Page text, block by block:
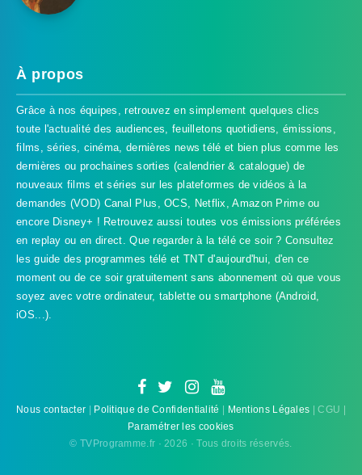
À propos
Grâce à nos équipes, retrouvez en simplement quelques clics
toute l'actualité des audiences, feuilletons quotidiens, émissions,
films, séries, cinéma, dernières news télé et bien plus comme les
dernières ou prochaines sorties (calendrier & catalogue) de
nouveaux films et séries sur les plateformes de vidéos à la
demandes (VOD) Canal Plus, OCS, Netflix, Amazon Prime ou
encore Disney+ ! Retrouvez aussi toutes vos émissions préférées
en replay ou en direct. Que regarder à la télé ce soir ? Consultez
les guide des programmes télé et TNT d'aujourd'hui, d'en ce
moment ou de ce soir gratuitement sans abonnement où que vous
soyez avec votre ordinateur, tablette ou smartphone (Android,
iOS...).
Nous contacter Politique de Confidentialité Mentions Légales | CGU |
Paramétrer les cookies
© TVProgramme.fr · 2026 · Tous droits réservés.
TVProgramme respecte votre vie
TVProgramme utilise des Cookies dans le but de traiter
Accepter
Refuser